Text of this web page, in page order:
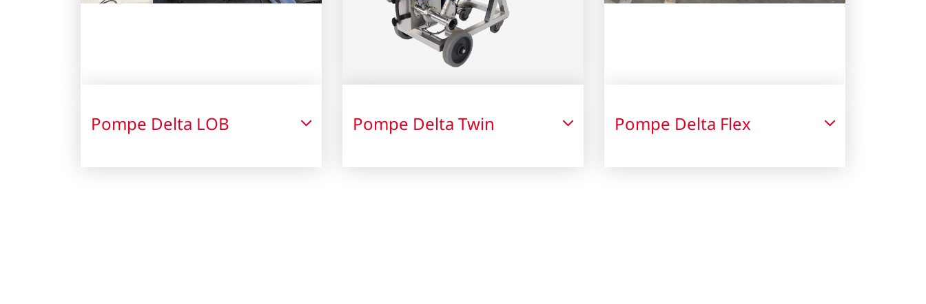
Pompe Delta LOB Pompe Delta Twin Pompe Delta Flex